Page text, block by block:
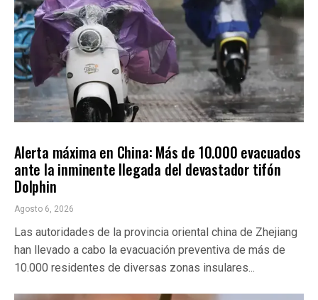
Alerta máxima en China: Más de 10.000 evacuados
ante la inminente llegada del devastador tifón
Dolphin
Agosto 6, 2026
Las autoridades de la provincia oriental china de Zhejiang
han llevado a cabo la evacuación preventiva de más de
10.000 residentes de diversas zonas insulares...